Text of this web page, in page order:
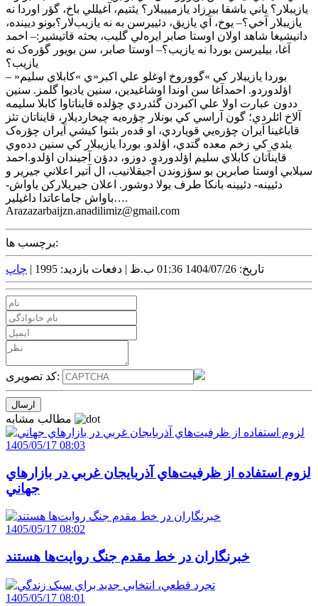
يازيبلار؟ ياني باشقا بيرزاد يازمييبلار؟ يئتيم، آغيللي باخ، گؤر اوردا نه
يازيبلار آخي؟– يوخ، آي يازيق، دئييرسن به نه يازيب‌لار؟بونو ديينده،
دانيشيغا شاهد اولان اوستا صابر ايره‌لي گليب، بحثه قاتيشير:– اخمد
آغا، بيليرسن بوردا نه يازيب؟– اوستا صابر، سن بويور گؤره‌ک نه
يازيب؟
– بوردا يازيبلار کي »گووروخ اوغلو علي اکبر«ي »کابلاي سليم«
اؤلدوردو. احمدآغا سن اوندا اوشاغيدين، سنين ياديوا گلمز. سنين
ددون عبارت اولا علي اکبردن گئدردي چؤلده قايناتاوا کابلا سليمه
آلاخ ائلردي؛ گون آراسي کي بونلار چؤره‌يه چيخارديلار، قايناتان تئز
قاباغينا آيران چؤره‌يي قوياردي، او قده‌ر بئنوا کيشي آيران چؤره‌ک
يئدي کي زخم معده گتدي، اؤلدو. بوردا يازيبلار کي سنين دده‌وي
قاينآتان کابلاي سليم اؤلدوردو. دوزو، ددؤن آجيندان اؤلدو.احمد
سيلابي اوستا صابرين بو سؤزوندن آجيقلانيب، ال آتير اعلاني جيرير و
دئيينه- دئيينه بانکا طرف يولا دوشور. اعلان جيريلارکن ياواش-
باواش جاماعاتدا داغيلير….
Arazazarbaijzn.anadilimiz@gmail.com
برچسب ها:
تاریخ: 1404/07/26 01:36 ب.ظ | دفعات بازدید: 1995 | چاپ
کد تصویری:
1405/05/17 08:03
لزوم استفاده از ظرفيت‌هاي آذربايجان غربي در بازارهاي
جهاني
1405/05/17 08:02
خبرنگاران در خط مقدم جنگ روايت‌ها هستند
1405/05/17 08:01